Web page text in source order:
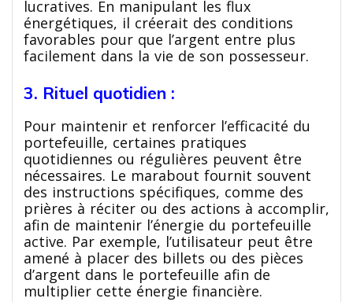
lucratives. En manipulant les flux
énergétiques, il créerait des conditions
favorables pour que l’argent entre plus
facilement dans la vie de son possesseur.
3. Rituel quotidien :
Pour maintenir et renforcer l’efficacité du
portefeuille, certaines pratiques
quotidiennes ou régulières peuvent être
nécessaires. Le marabout fournit souvent
des instructions spécifiques, comme des
prières à réciter ou des actions à accomplir,
afin de maintenir l’énergie du portefeuille
active. Par exemple, l’utilisateur peut être
amené à placer des billets ou des pièces
d’argent dans le portefeuille afin de
multiplier cette énergie financière.